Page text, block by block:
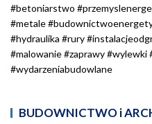
#betoniarstwo
#metale
#hydraulika #rury
#malowanie #zaprawy
#wydarzeniabudowlane
BUDOWNICTWO i